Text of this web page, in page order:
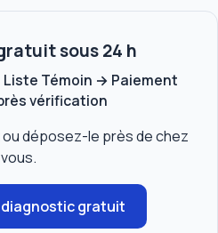
sous 24 h
Témoin → Paiement
vérification
déposez-le près de chez
vous.
gratuit